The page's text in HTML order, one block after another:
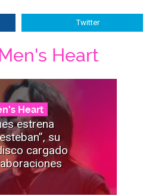
Twitter
Heart
Heart
estrena
su
cargado